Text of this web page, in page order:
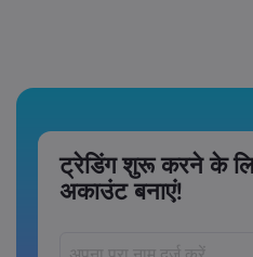
ट्रेडिंग शुरू करने के
अकाउंट बनाएं!